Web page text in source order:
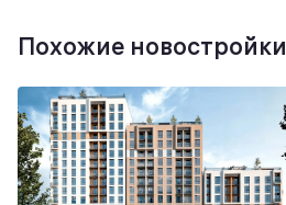
Похожие новостройки